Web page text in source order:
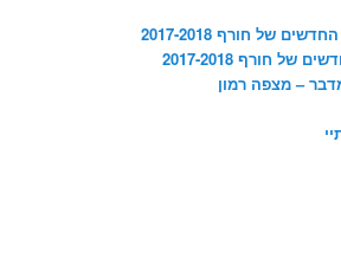
של חורף 2017-2018
של חורף 2017-2018
– מצפה רמון